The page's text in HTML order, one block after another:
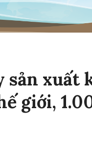
sản xuất
giới,